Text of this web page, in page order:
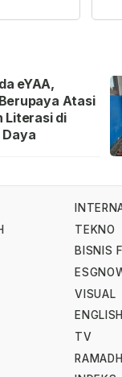
eYAA,
Atasi
Literasi di
Daya
TEKNO
BISNIS
VISUAL
ENGLISH
TV